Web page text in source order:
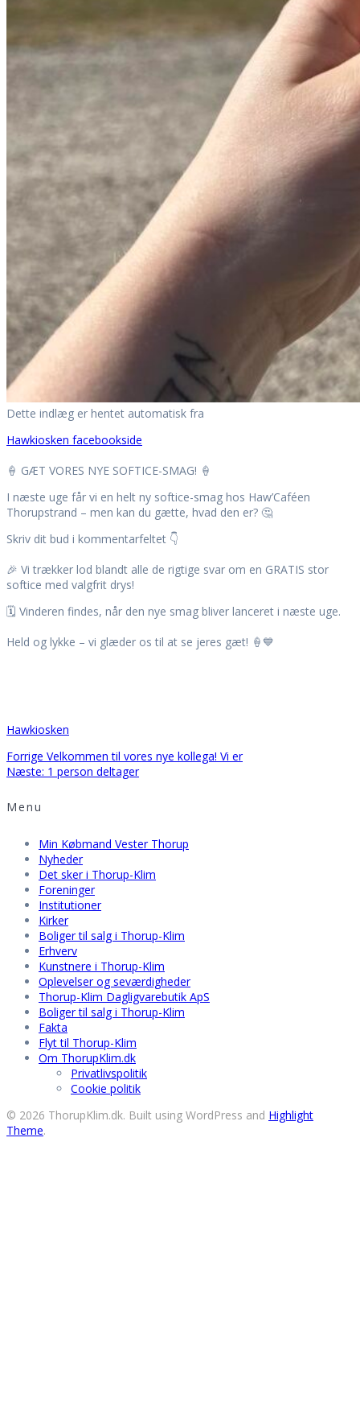
Dette indlæg er hentet automatisk fra
Hawkiosken facebookside
🍦 GÆT VORES NYE SOFTICE-SMAG! 🍦
I næste uge får vi en helt ny softice-smag hos Haw’Caféen
Thorupstrand – men kan du gætte, hvad den er? 🤔
Skriv dit bud i kommentarfeltet 👇
🎉 Vi trækker lod blandt alle de rigtige svar om en GRATIS stor
softice med valgfrit drys!
🗓️ Vinderen findes, når den nye smag bliver lanceret i næste uge.
Held og lykke – vi glæder os til at se jeres gæt! 🍦💙
Hawkiosken
Indlægsnavigation
Forrige Forrige
indlæg:
Velkommen til vores nye kollega! Vi er
Næste: Næste
1 person deltager
Menu
Min Købmand Vester Thorup
Nyheder
Det sker i Thorup-Klim
Foreninger
Institutioner
Kirker
Boliger til salg i Thorup-Klim
Erhverv
Kunstnere i Thorup-Klim
Oplevelser og seværdigheder
Thorup-Klim Dagligvarebutik ApS
Boliger til salg i Thorup-Klim
Fakta
Flyt til Thorup-Klim
Om ThorupKlim.dk
Privatlivspolitik
Cookie politik
© 2026 ThorupKlim.dk. Built using WordPress and Highlight
Theme.